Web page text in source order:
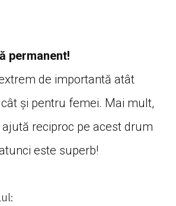
permanent!
de importantă atât
și pentru femei. Mai mult,
reciproc pe acest drum
este superb!